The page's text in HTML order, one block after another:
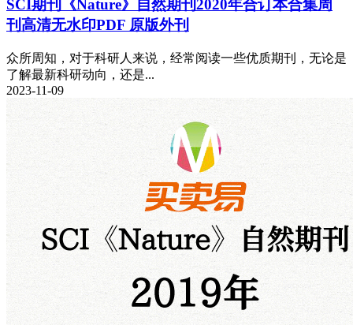
SCI期刊《Nature》自然期刊2020年合订本合集周
刊高清无水印PDF 原版外刊
众所周知，对于科研人来说，经常阅读一些优质期刊，无论是
了解最新科研动向，还是...
2023-11-09